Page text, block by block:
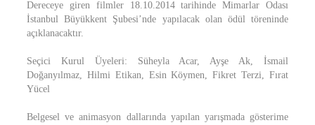
Dereceye giren filmler 18.10.2014 tarihinde Mimarlar Odası
İstanbul Büyükkent Şubesi’nde yapılacak olan ödül töreninde
açıklanacaktır.
Seçici Kurul Üyeleri: Süheyla Acar, Ayşe Ak, İsmail
Doğanyılmaz, Hilmi Etikan, Esin Köymen, Fikret Terzi, Fırat
Yücel
Belgesel ve animasyon dallarında yapılan yarışmada gösterime